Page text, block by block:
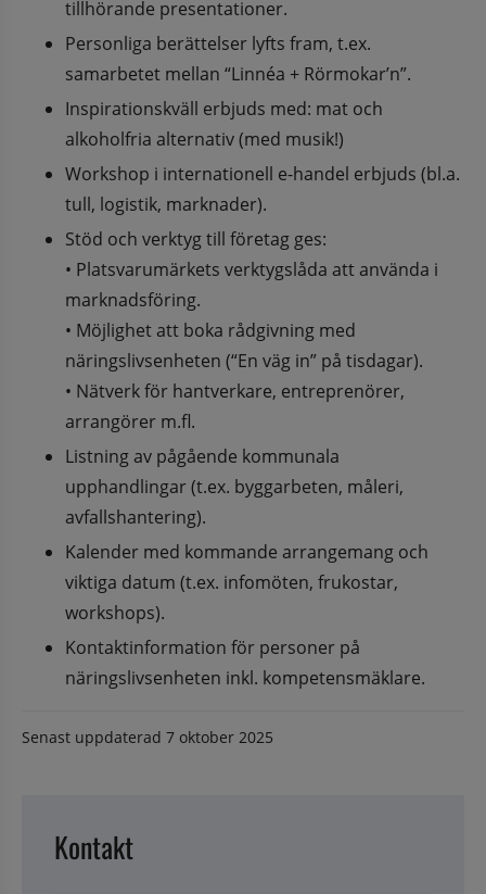
tillhörande presentationer.
Personliga berättelser lyfts fram, t.ex.
samarbetet mellan “Linnéa + Rörmokar’n”.
Inspirationskväll erbjuds med: mat och
alkoholfria alternativ (med musik!)
Workshop i internationell e-handel erbjuds (bl.a.
tull, logistik, marknader).
Stöd och verktyg till företag ges:
• Platsvarumärkets verktygslåda att använda i
marknadsföring.
• Möjlighet att boka rådgivning med
näringslivsenheten (“En väg in” på tisdagar).
• Nätverk för hantverkare, entreprenörer,
arrangörer m.fl.
Listning av pågående kommunala
upphandlingar (t.ex. byggarbeten, måleri,
avfallshantering).
Kalender med kommande arrangemang och
viktiga datum (t.ex. infomöten, frukostar,
workshops).
Kontaktinformation för personer på
näringslivsenheten inkl. kompetensmäklare.
Senast uppdaterad 7 oktober 2025
Kontakt